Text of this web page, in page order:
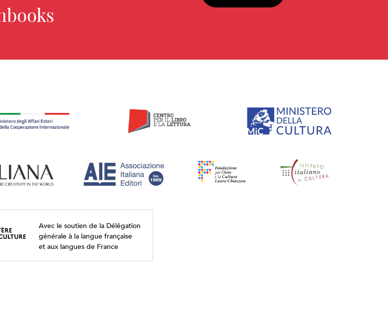
Avec le soutien de la Délégation
générale à la langue française
et aux langues de France